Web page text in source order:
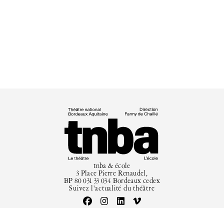
tnba & école
3 Place Pierre Renaudel,
BP 80 031 33 034 Bordeaux cedex
Suivez l'actualité du théâtre
Espace production
Actualités
Newsletter